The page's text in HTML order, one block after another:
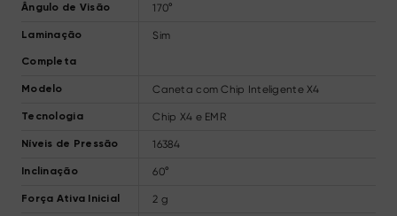
Ângulo de Visão 170°
Laminação
Completa
Sim
Modelo Caneta com Chip Inteligente X4
Tecnologia Chip X4 e EMR
Níveis de Pressão 16384
Inclinação 60°
Força Ativa Inicial 2 g